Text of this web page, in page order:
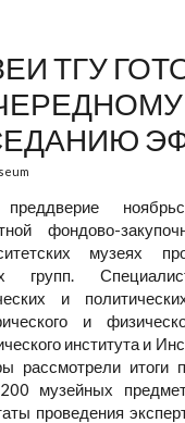
ТГУ
фондово-
музеях
групп.
и
и
института и
рассмотрели итоги
музейных
проведения